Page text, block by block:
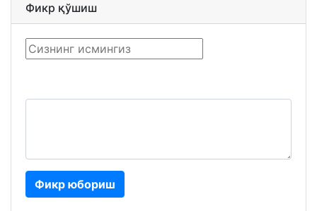
Фикр қўшиш
Фикр юбориш